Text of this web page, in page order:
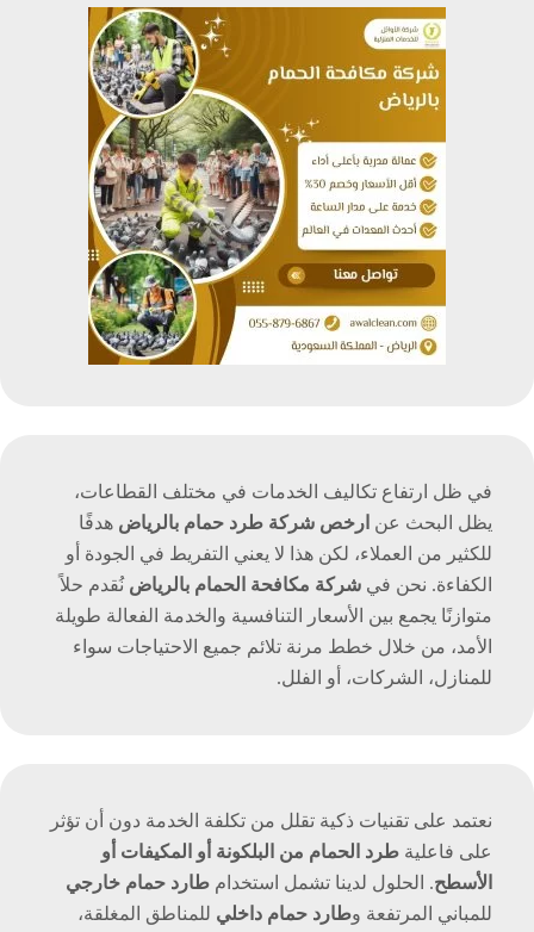
في ظل ارتفاع تكاليف الخدمات في مختلف القطاعات،
يظل البحث عن ارخص شركة طرد حمام بالرياض هدفًا
للكثير من العملاء، لكن هذا لا يعني التفريط في الجودة أو
الكفاءة. نحن في شركة مكافحة الحمام بالرياض نُقدم حلاً
متوازنًا يجمع بين الأسعار التنافسية والخدمة الفعالة طويلة
الأمد، من خلال خطط مرنة تلائم جميع الاحتياجات سواء
للمنازل، الشركات، أو الفلل.
نعتمد على تقنيات ذكية تقلل من تكلفة الخدمة دون أن تؤثر
على فاعلية طرد الحمام من البلكونة أو المكيفات أو
الأسطح. الحلول لدينا تشمل استخدام طارد حمام خارجي
للمباني المرتفعة وطارد حمام داخلي للمناطق المغلقة،